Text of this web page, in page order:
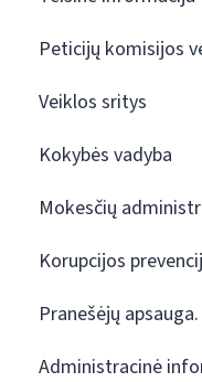
Peticijų komisijos
Veiklos sritys
Kokybės vadyba
Mokesčių
Korupcijos
Pranešėjų
Administracinė